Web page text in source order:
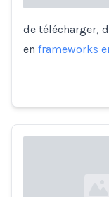
de télécharger,
en frameworks